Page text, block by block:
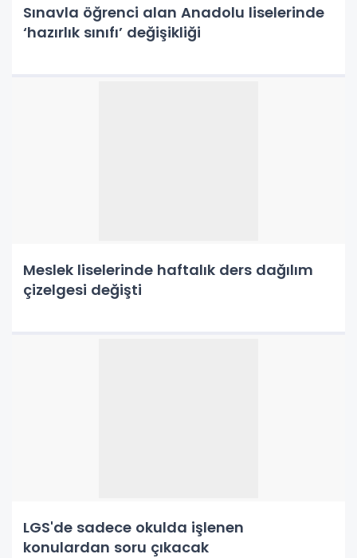
Sınavla öğrenci alan Anadolu liselerinde
‘hazırlık sınıfı’ değişikliği
Meslek liselerinde haftalık ders dağılım
çizelgesi değişti
LGS'de sadece okulda işlenen
konulardan soru çıkacak